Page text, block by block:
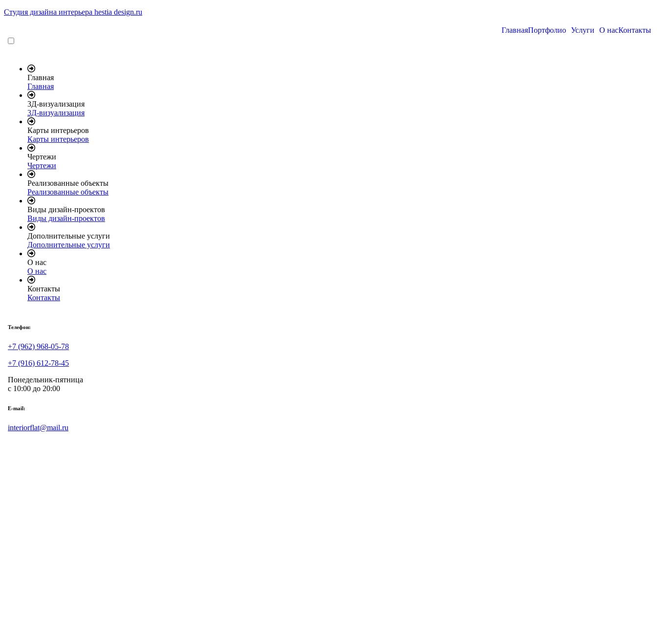
Студия дизайна интерьера hestia design.ru
ГлавнаяПортфолио Услуги О насКонтакты
Главная
Главная
3Д-визуализация
3Д-визуализация
Карты интерьеров
Карты интерьеров
Чертежи
Чертежи
Реализованные объекты
Реализованные объекты
Виды дизайн-проектов
Виды дизайн-проектов
Дополнительные услуги
Дополнительные услуги
О нас
О нас
Контакты
Контакты
Телефон:
+7 (962) 968-05-78
+7 (916) 612-78-45
Понедельник-пятница
с 10:00 до 20:00
E-mail:
interiorflat@mail.ru